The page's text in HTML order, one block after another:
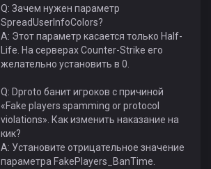
Q: Зачем нужен параметр
SpreadUserInfoColors?
А: Этот параметр касается только Half-
Life. На серверах Counter-Strike его
желательно установить в 0.
Q: Dproto банит игроков с причиной
«Fake players spamming or protocol
violations». Как изменить наказание на
кик?
А: Установите отрицательное значение
параметра FakePlayers_BanTime.